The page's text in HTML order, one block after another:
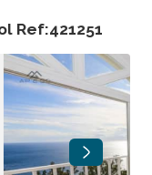
Ref:421251